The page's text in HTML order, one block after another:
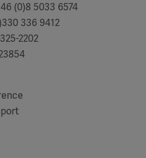
(0)8 5033 6574
336 9412
2202